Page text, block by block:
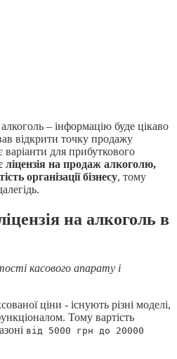
– інформацію буде цікаво
відкрити точку продажу
для прибуткового
ліцензія на продаж алкоголю,
організації бізнесу, тому
на алкоголь в
касового апарату і
ціни - існують різні моделі,
Тому вартість
від 5000 грн до 20000